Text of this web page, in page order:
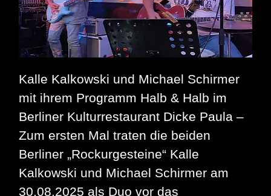
Kalle Kalkowski und Michael Schirmer
mit ihrem Programm Halb & Halb im
Berliner Kulturrestaurant Dicke Paula –
Zum ersten Mal traten die beiden
Berliner „Rockurgesteine“ Kalle
Kalkowski und Michael Schirmer am
30.08.2025 als Duo vor das